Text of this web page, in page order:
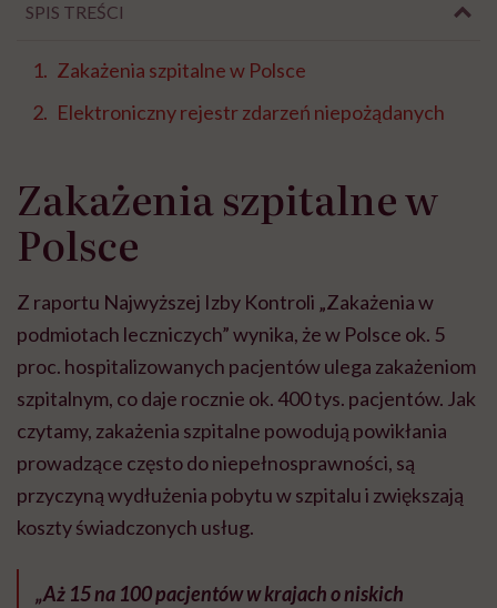
SPIS TREŚCI
Zakażenia szpitalne w Polsce
Elektroniczny rejestr zdarzeń niepożądanych
Zakażenia szpitalne w
Polsce
Z raportu Najwyższej Izby Kontroli „Zakażenia w
podmiotach leczniczych” wynika, że w Polsce ok. 5
proc. hospitalizowanych pacjentów ulega zakażeniom
szpitalnym, co daje rocznie ok. 400 tys. pacjentów. Jak
czytamy, zakażenia szpitalne powodują powikłania
prowadzące często do niepełnosprawności, są
przyczyną wydłużenia pobytu w szpitalu i zwiększają
koszty świadczonych usług.
„Aż 15 na 100 pacjentów w krajach o niskich